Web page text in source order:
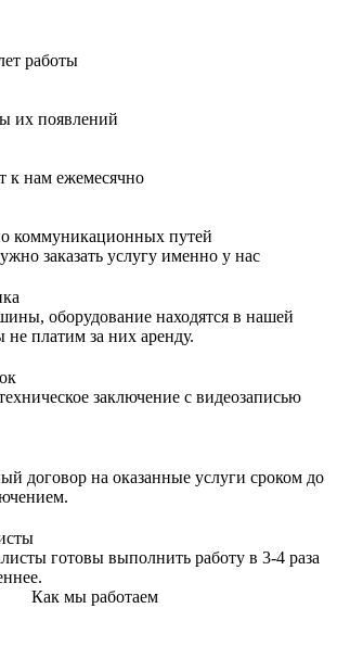
работы
их появлений
к нам ежемесячно
коммуникационных путей
заказать услугу именно у нас
оборудование находятся в нашей
платим за них аренду.
заключение с видеозаписью
договор на оказанные услуги сроком до
готовы выполнить работу в 3-4 раза
Как мы работаем